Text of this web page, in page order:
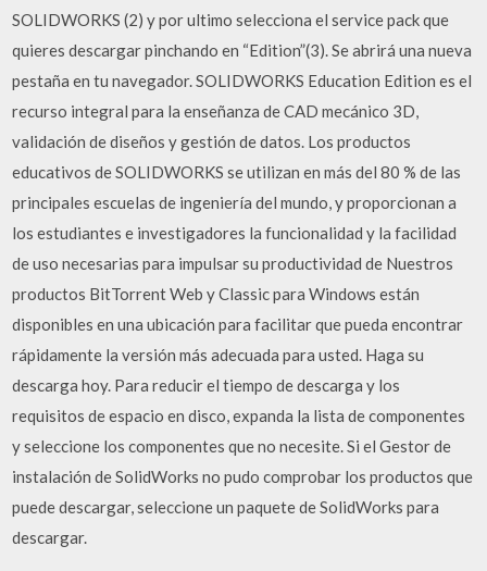
SOLIDWORKS (2) y por ultimo selecciona el service pack que
quieres descargar pinchando en “Edition”(3). Se abrirá una nueva
pestaña en tu navegador. SOLIDWORKS Education Edition es el
recurso integral para la enseñanza de CAD mecánico 3D,
validación de diseños y gestión de datos. Los productos
educativos de SOLIDWORKS se utilizan en más del 80 % de las
principales escuelas de ingeniería del mundo, y proporcionan a
los estudiantes e investigadores la funcionalidad y la facilidad
de uso necesarias para impulsar su productividad de Nuestros
productos BitTorrent Web y Classic para Windows están
disponibles en una ubicación para facilitar que pueda encontrar
rápidamente la versión más adecuada para usted. Haga su
descarga hoy. Para reducir el tiempo de descarga y los
requisitos de espacio en disco, expanda la lista de componentes
y seleccione los componentes que no necesite. Si el Gestor de
instalación de SolidWorks no pudo comprobar los productos que
puede descargar, seleccione un paquete de SolidWorks para
descargar.